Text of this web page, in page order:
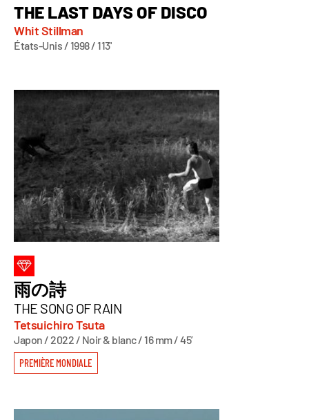
THE LAST DAYS OF DISCO
Whit Stillman
États-Unis / 1998 / 113'
雨の詩
THE SONG OF RAIN
Tetsuichiro Tsuta
Japon / 2022 / Noir & blanc / 16 mm / 45’
PREMIÈRE MONDIALE